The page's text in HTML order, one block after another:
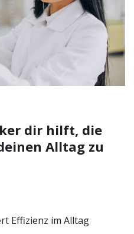
dir hilft, die
Alltag zu